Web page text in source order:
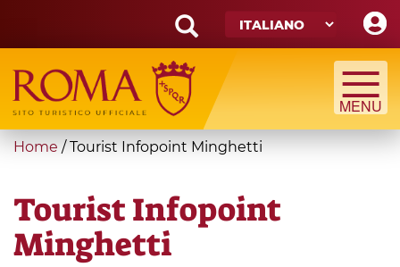
main
content
Search
form
Cerca
You
here
Home /Tourist Infopoint Minghetti
Tourist Infopoint
Minghetti